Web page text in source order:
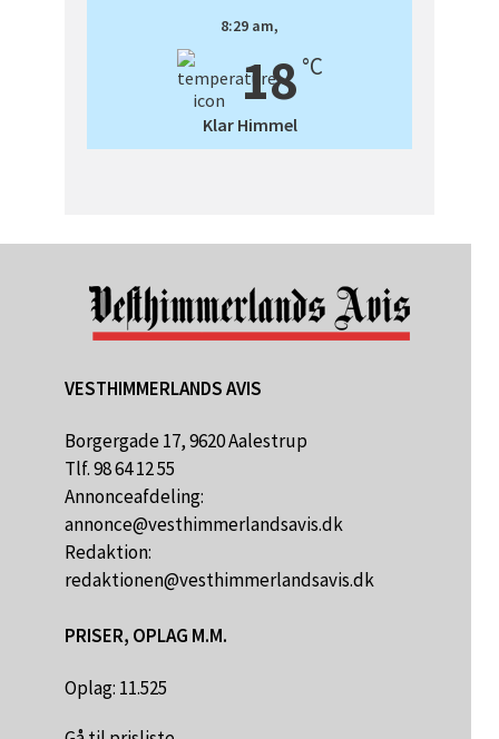
8:29 am,
18 °C
Klar Himmel
VESTHIMMERLANDS AVIS
Borgergade 17, 9620 Aalestrup
Tlf. 98 64 12 55
Annonceafdeling:
annonce@vesthimmerlandsavis.dk
Redaktion:
redaktionen@vesthimmerlandsavis.dk
PRISER, OPLAG M.M.
Oplag: 11.525